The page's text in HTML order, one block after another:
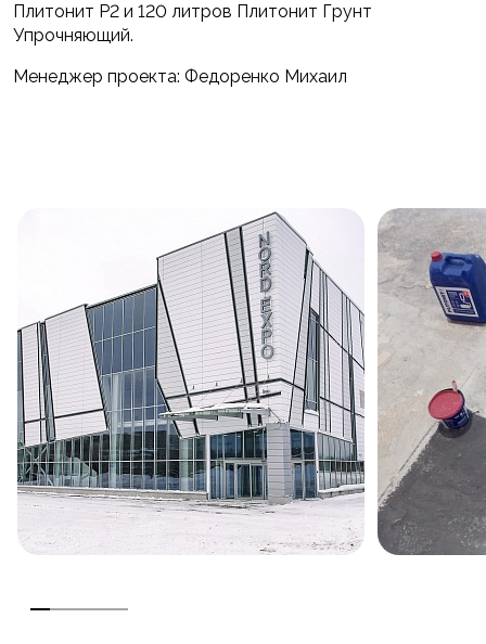
Плитонит Р2 и 120 литров Плитонит Грунт
Упрочняющий.
Менеджер проекта: Федоренко Михаил